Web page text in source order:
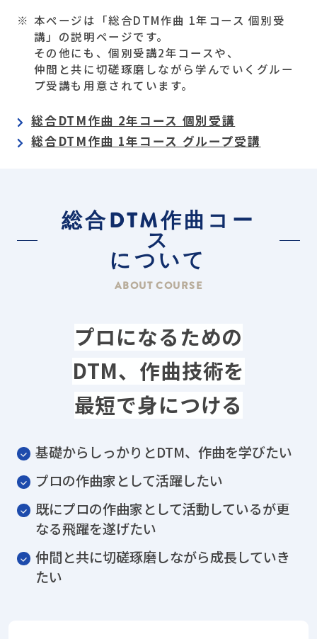
本ページは「総合DTM作曲 1年コース 個別受
講」の説明ページです。
その他にも、個別受講2年コースや、
仲間と共に切磋琢磨しながら学んでいくグルー
プ受講も用意されています。
総合DTM作曲 2年コース 個別受講
総合DTM作曲 1年コース グループ受講
総合DTM作曲コー
ス
について
ABOUT COURSE
プロになるための
DTM、作曲技術を
最短で身につける
基礎からしっかりとDTM、作曲を学びたい
プロの作曲家として活躍したい
既にプロの作曲家として活動しているが更
なる飛躍を遂げたい
仲間と共に切磋琢磨しながら成長していき
たい